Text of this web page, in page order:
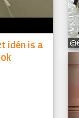
idén is a